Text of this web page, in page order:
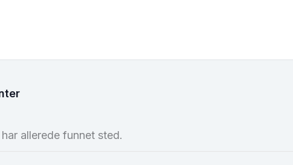
allerede funnet sted.